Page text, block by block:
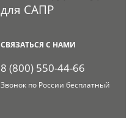
для САПР
СВЯЗАТЬСЯ С НАМИ
8 (800) 550-44-66
Звонок по России бесплатный